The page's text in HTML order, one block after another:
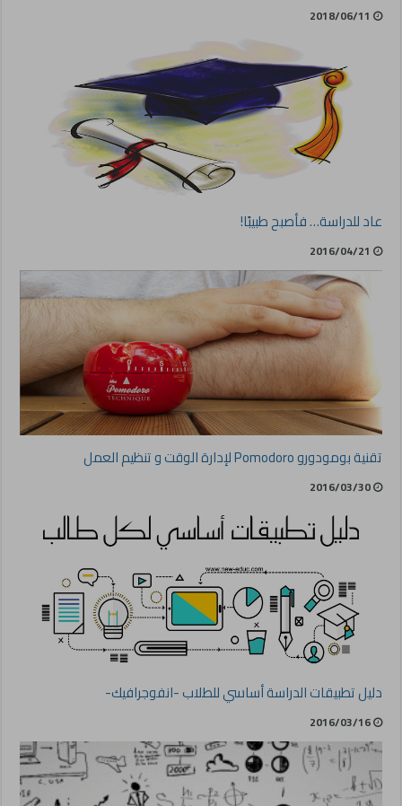
2018/06/11
عاد للدراسة… فأصبح طبيبًا!
2016/04/21
تقنية بومودورو Pomodoro لإدارة الوقت و تنظيم العمل
2016/03/30
دليل تطبيقات الدراسة أساسي للطلاب -انفوجرافيك-
2016/03/16